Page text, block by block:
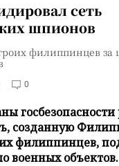
сеть
шпионов
филиппинцев
0
созданную
филиппинцев,
военных объектов.